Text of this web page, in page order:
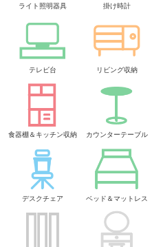
ライト照明器具 掛け時計
テレビ台 リビング収納
食器棚＆キッチン収納 カウンターテーブル
デスクチェア ベッド＆マットレス